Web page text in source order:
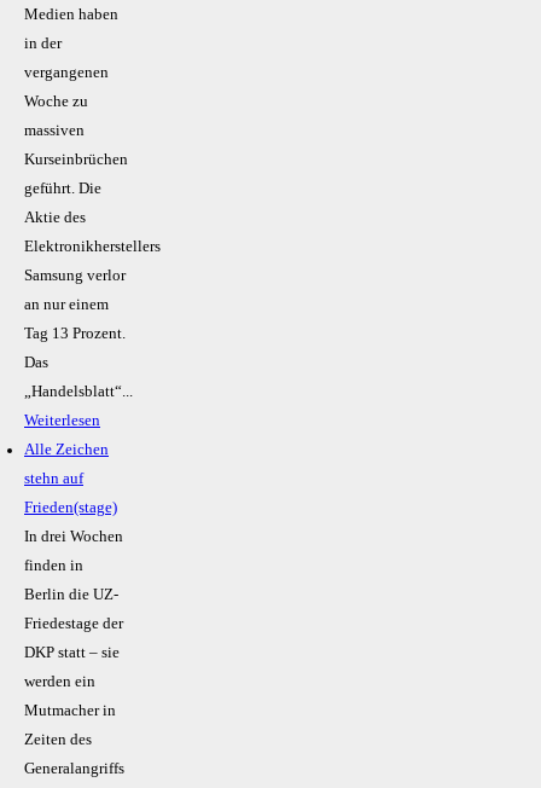
Medien haben
in der
vergangenen
Woche zu
massiven
Kurseinbrüchen
geführt. Die
Aktie des
Elektronikherstellers
Samsung verlor
an nur einem
Tag 13 Prozent.
Das
„Handelsblatt“...
Weiterlesen
Alle Zeichen
stehn auf
Frieden(stage)
In drei Wochen
finden in
Berlin die UZ-
Friedestage der
DKP statt – sie
werden ein
Mutmacher in
Zeiten des
Generalangriffs